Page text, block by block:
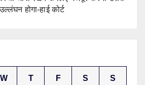
होगा-हाई कोर्ट
W T F S S